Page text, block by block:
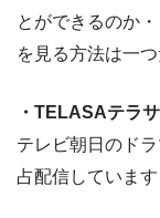
とができるのか
を見る方法は一つ
・TELASAテラサ
テレビ朝日のド
占配信していま